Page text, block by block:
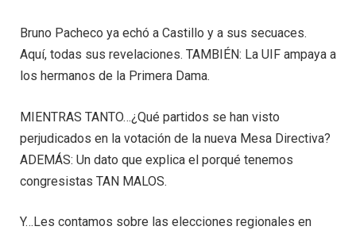
Bruno Pacheco ya echó a Castillo y a sus secuaces.
Aquí, todas sus revelaciones. TAMBIÉN: La UIF ampaya a
los hermanos de la Primera Dama.
MIENTRAS TANTO…¿Qué partidos se han visto
perjudicados en la votación de la nueva Mesa Directiva?
ADEMÁS: Un dato que explica el porqué tenemos
congresistas TAN MALOS.
Y…Les contamos sobre las elecciones regionales en